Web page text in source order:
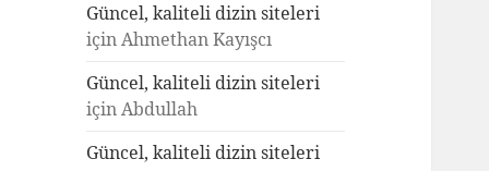
Güncel, kaliteli dizin siteleri
içinAhmethan Kayışcı
Güncel, kaliteli dizin siteleri
içinAbdullah
Güncel, kaliteli dizin siteleri